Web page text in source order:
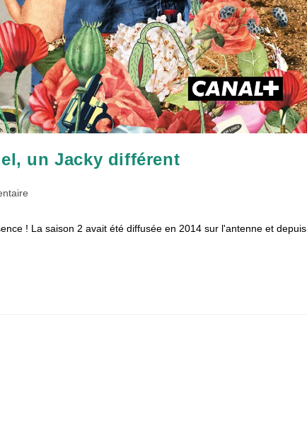
un Jacky différent
! La saison 2 avait été diffusée en 2014 sur l'antenne et depuis